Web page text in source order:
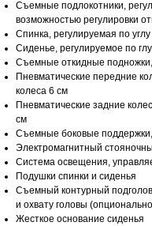
Съемные подлокотники,
возможностью регулировки
Спинка, регулируемая по
Сиденье, регулируемое по
Съемные откидные
Пневматические передние
колеса 6 см
Пневматические задние
см
Съемные боковые
Электромагнитный
Система освещения,
Подушки спинки и сиденья
Съемный контурный
и охвату головы
Жесткое основание сиденья